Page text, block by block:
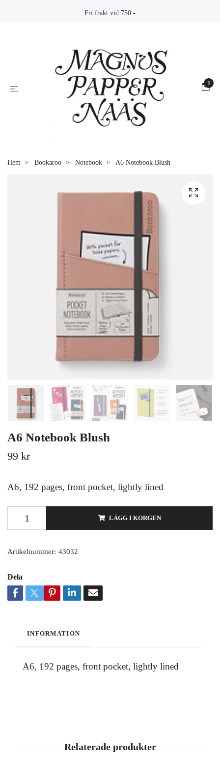
Fri frakt vid 750:-
0
Hem Bookaroo Notebook A6 Notebook Blush
A6 Notebook Blush
99 kr
A6, 192 pages, front pocket, lightly lined
LÄGG I KORGEN
Artikelnummer: 43032
Dela
INFORMATION
A6, 192 pages, front pocket, lightly lined